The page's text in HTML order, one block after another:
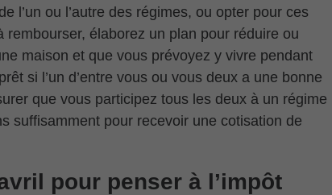
l’un ou l’autre des régimes, ou opter pour ces
élaborez un plan pour réduire ou
maison et que vous prévoyez y vivre pendant
si l’un d’entre vous ou vous deux a une bonne
que vous participez tous les deux à un régime
suffisamment pour recevoir une cotisation de
pour penser à l’impôt